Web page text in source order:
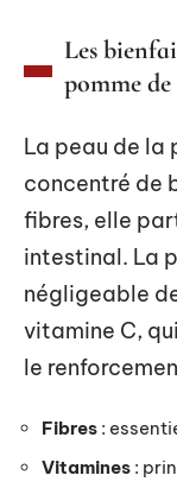
Les
pomme
La peau de la
concentré de
fibres, elle
intestinal. La
négligeable
vitamine C,
le
Fibres :
Vitamines :